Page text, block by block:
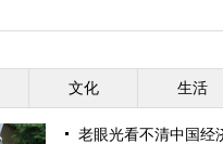
文化 生活
老眼光看不清中国经